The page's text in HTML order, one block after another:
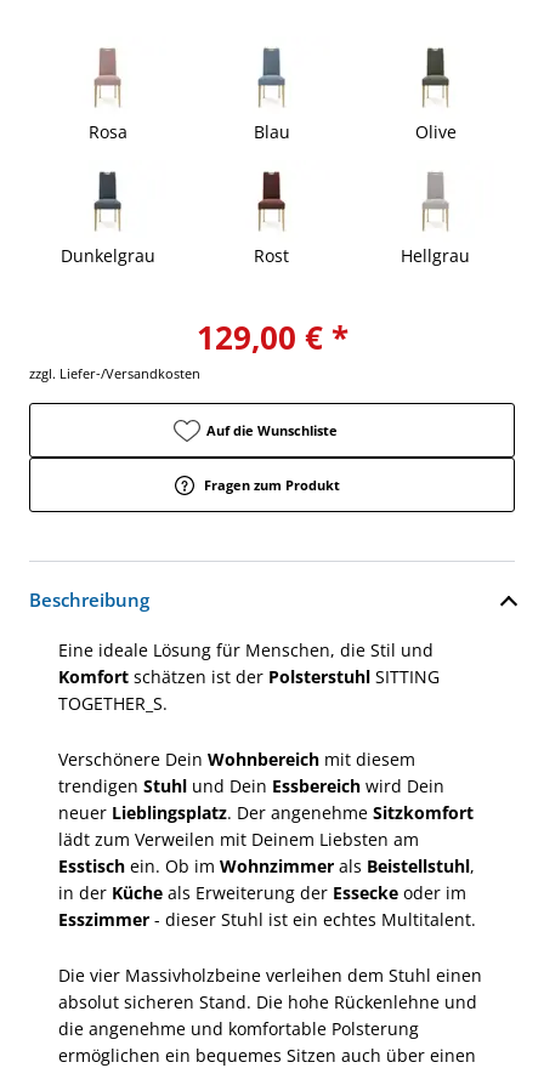
Rosa Blau Olive
Dunkelgrau Rost Hellgrau
129,00 € *
zzgl. Liefer-/Versandkosten
Auf die Wunschliste
Fragen zum Produkt
Beschreibung
Eine ideale Lösung für Menschen, die Stil und
Komfort schätzen ist der Polsterstuhl SITTING
TOGETHER_S.
Verschönere Dein Wohnbereich mit diesem
trendigen Stuhl und Dein Essbereich wird Dein
neuer Lieblingsplatz. Der angenehme Sitzkomfort
lädt zum Verweilen mit Deinem Liebsten am
Esstisch ein. Ob im Wohnzimmer als Beistellstuhl,
in der Küche als Erweiterung der Essecke oder im
Esszimmer - dieser Stuhl ist ein echtes Multitalent.
Die vier Massivholzbeine verleihen dem Stuhl einen
absolut sicheren Stand. Die hohe Rückenlehne und
die angenehme und komfortable Polsterung
ermöglichen ein bequemes Sitzen auch über einen